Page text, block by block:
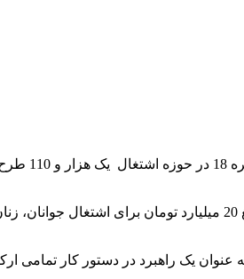
وی در ادامه اظهار داشت: به 607 فقره از درخواست های ارسالی از سامانه ارتباطی دولت و مردم
یک راهبرد در دستور کار تمامی